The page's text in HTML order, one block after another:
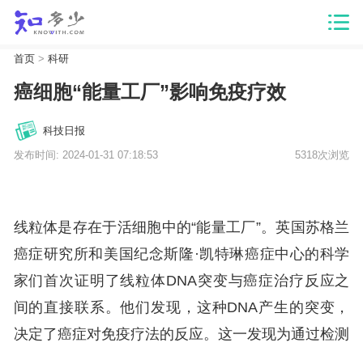
首页> 科研
癌细胞“能量工厂”影响免疫疗效
科技日报
发布时间: 2024-01-31 07:18:53 5318次浏览
线粒体是存在于活细胞中的“能量工厂”。英国苏格兰
癌症研究所和美国纪念斯隆·凯特琳癌症中心的科学
家们首次证明了线粒体DNA突变与癌症治疗反应之
间的直接联系。他们发现，这种DNA产生的突变，
决定了癌症对免疫疗法的反应。这一发现为通过检测